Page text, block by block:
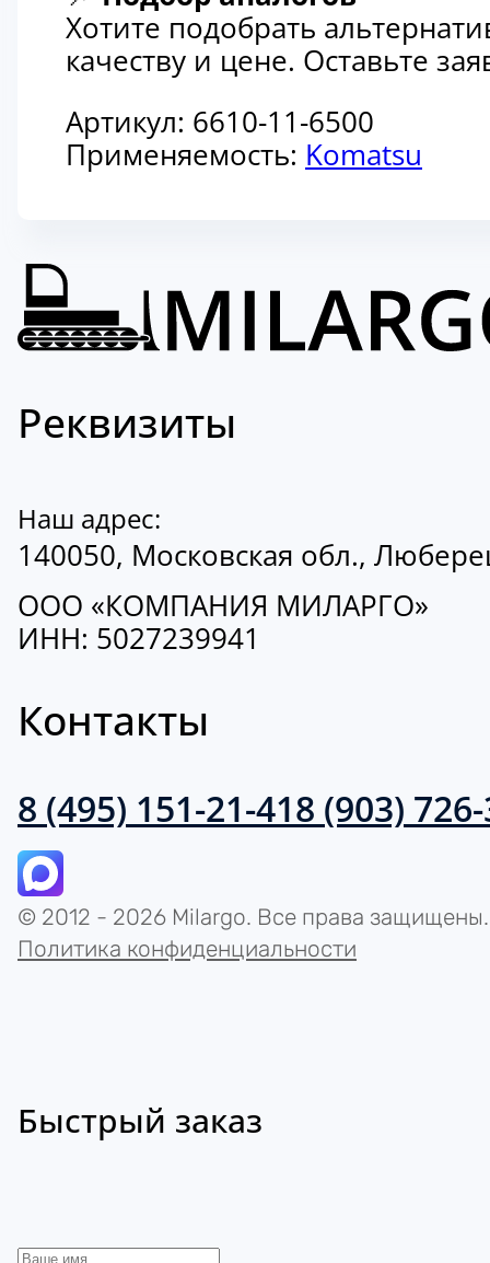
Хотите подобрать
качеству и цене. Оставьте
Артикул: 6610-11-6500
Применяемость: Komatsu
Реквизиты
Наш адрес:
140050, Московская обл.,
ООО «КОМПАНИЯ МИЛАРГО»
ИНН: 5027239941
Контакты
8 (495) 151-21-418 (903)
© 2012 - 2026 Milargo. Все права защищены.
Политика конфиденциальности
Быстрый заказ